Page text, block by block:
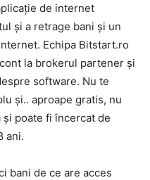
de internet
și a retrage bani și un
Echipa Bitstart.ro
la brokerul partener și
software. Nu te
și.. aproape gratis, nu
poate fi încercat de
ani.
bani de ce are acces